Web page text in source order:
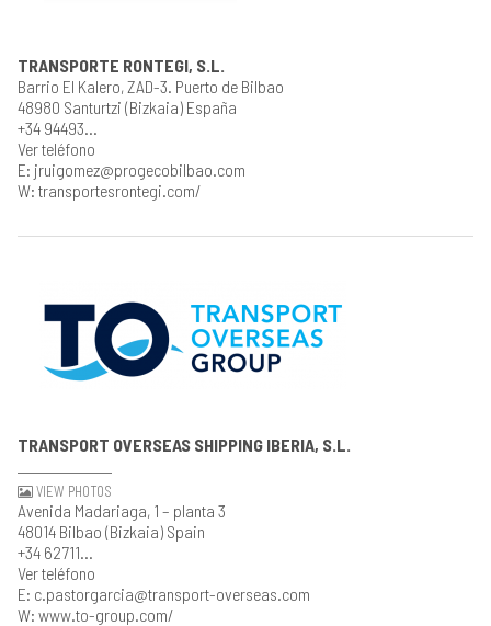
TRANSPORTE RONTEGI, S.L.
Barrio El Kalero, ZAD-3. Puerto de Bilbao
48980 Santurtzi (Bizkaia) España
+34 94493...
Ver teléfono
E: jruigomez@progecobilbao.com
W: transportesrontegi.com/
TRANSPORT OVERSEAS SHIPPING IBERIA, S.L.
VIEW PHOTOS
Avenida Madariaga, 1 – planta 3
48014 Bilbao (Bizkaia) Spain
+34 62711...
Ver teléfono
E: c.pastorgarcia@transport-overseas.com
W: www.to-group.com/